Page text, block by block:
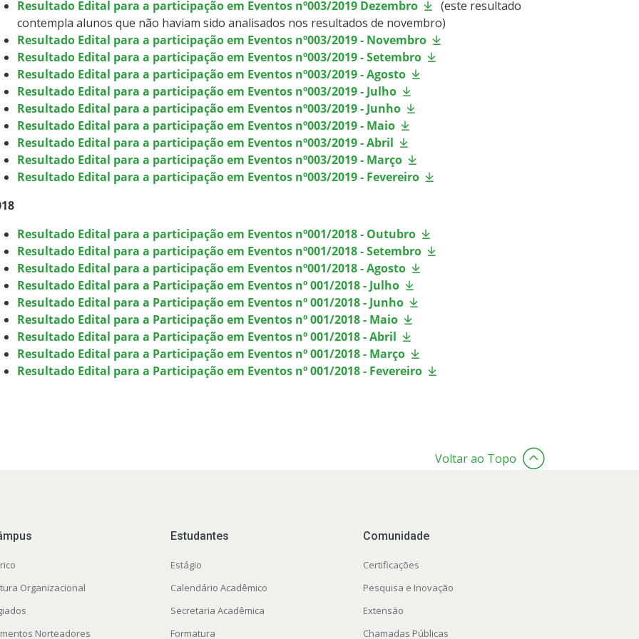
Resultado Edital para a participação em Eventos nº003/2019 Dezembro
(este resultado
contempla alunos que não haviam sido analisados nos resultados de novembro)
Resultado Edital para a participação em Eventos nº003/2019 - Novembro
Resultado Edital para a participação em Eventos nº003/2019 - Setembro
Resultado Edital para a participação em Eventos nº003/2019 - Agosto
Resultado Edital para a participação em Eventos nº003/2019 - Julho
Resultado Edital para a participação em Eventos nº003/2019 - Junho
Resultado Edital para a participação em Eventos nº003/2019 - Maio
Resultado Edital para a participação em Eventos nº003/2019 - Abril
Resultado Edital para a participação em Eventos nº003/2019 - Março
Resultado Edital para a participação em Eventos nº003/2019 - Fevereiro
Resultado Edital para a participação em Eventos nº001/2018 - Outubro
Resultado Edital para a participação em Eventos nº001/2018 - Setembro
Resultado Edital para a participação em Eventos nº001/2018 - Agosto
Resultado Edital para a Participação em Eventos nº 001/2018 - Julho
Resultado Edital para a Participação em Eventos nº 001/2018 - Junho
Resultado Edital para a Participação em Eventos nº 001/2018 - Maio
Resultado Edital para a Participação em Eventos nº 001/2018 - Abril
Resultado Edital para a Participação em Eventos nº 001/2018 - Março
Resultado Edital para a Participação em Eventos nº 001/2018 - Fevereiro
Voltar ao Topo
Organizacional
Norteadores
Estudantes
Estágio
Calendário Acadêmico
Secretaria Acadêmica
Formatura
Comunidade
Certificações
Pesquisa e Inovação
Extensão
Chamadas Públicas